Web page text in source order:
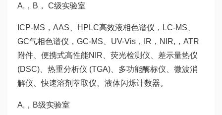
A,，B， C级实验室
ICP-MS，AAS、HPLC高效液相色谱仪，LC-MS、
GC气相色谱仪，GC-MS、UV-Vis，IR，NIR,，ATR
附件、便携式高性能NIR、荧光检测仪、差示量热仪
(DSC)、热重分析仪 (TGA)、多功能酶标仪、微波消
解仪、快速溶剂萃取仪、液体闪烁计数器。
A,，B级实验室